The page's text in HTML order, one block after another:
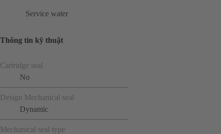
Service water
Thông tin kỹ thuật
Cartridge seal
No
Design Mechanical seal
Dynamic
Mechanical seal type